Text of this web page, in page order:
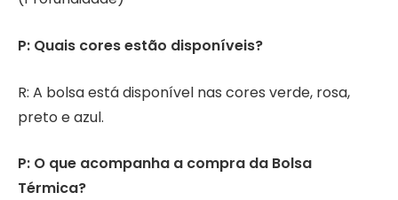
P: Quais cores estão disponíveis?
R: A bolsa está disponível nas cores verde, rosa,
preto e azul.
P: O que acompanha a compra da Bolsa
Térmica?